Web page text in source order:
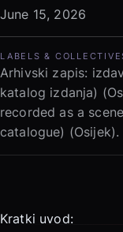
June 15, 2026
LABELS &
Arhivski zapis:
katalog izdanja)
recorded as a
catalogue) (Osijek).
Kratki uvod: